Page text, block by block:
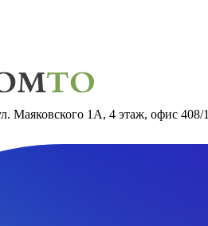
Маяковского 1А, 4 этаж, офис 408/1